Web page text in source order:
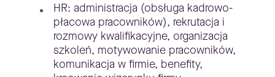
HR: administracja (obsługa kadrowo-
płacowa pracowników), rekrutacja i
rozmowy kwalifikacyjne, organizacja
szkoleń, motywowanie pracowników,
komunikacja w firmie, benefity,